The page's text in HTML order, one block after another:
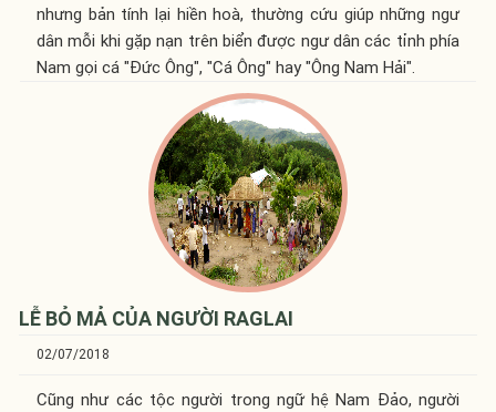
nhưng bản tính lại hiền hoà, thường cứu giúp những ngư
dân mỗi khi gặp nạn trên biển được ngư dân các tỉnh phía
Nam gọi cá "Đức Ông", "Cá Ông" hay "Ông Nam Hải".
LỄ BỎ MẢ CỦA NGƯỜI RAGLAI
02/07/2018
Cũng như các tộc người trong ngữ hệ Nam Đảo, người